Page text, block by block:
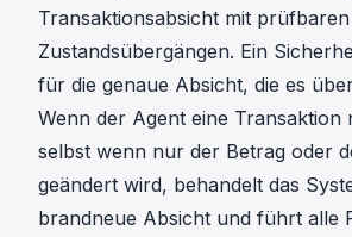
Transaktionsabsicht mit prüfbaren
Zustandsübergängen. Ein
für die genaue Absicht, die es
Wenn der Agent eine Transaktion
selbst wenn nur der Betrag oder
geändert wird, behandelt das
brandneue Absicht und führt alle